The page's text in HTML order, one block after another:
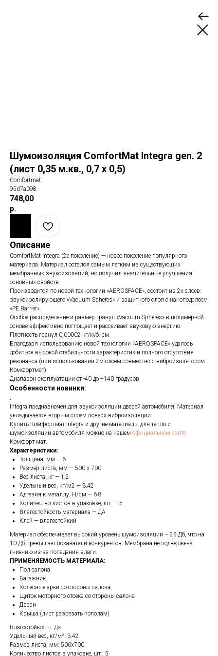
Шумоизоляция ComfortMat Integra gen. 2
(лист 0,35 м.кв., 0,7 х 0,5)
Comfortmat
95d7a098
748,00
р.
Описание
ComfortMat Integra (2е поколение) — новое поколение популярного
материала. Материал остался самым легким из существующих
мембранных звукоизоляций, но получил значительные улучшения
основных свойств.
Производится по новой технологии «AEROSPACE», состоит из 2х слоев:
звукоизолирующего «Vacuum Spheres» и защитного слоя с наноподслоем
«PE Barrier».
Особое распределение и размер гранул «Vacuum Spheres» в полимерной
основе эффективно поглощает и рассеивает звуковую энергию.
Плотность гранул 0,00002 кг/куб. см.
Благодаря использованию новой технологии «AEROSPACE» удалось
добиться высокой стабильности характеристик и полного отсутствия
резонанса (при использовании 2м слоем совместно с виброизолятором
Комфортмат)
Диапазон эксплуатации от -40 до +140 градусов
Особенности новинки:
;
Integra предназначен для звукоизоляции дверей автомобиля. Материал
укладывается вторым слоем поверх виброизоляции.
Купить Комфортмат Integra и другие материалы для тепло и
шумоизоляции автомобиля можно на нашем официальном сайте
Комфорт мат.
Характеристики:
Толщина, мм — 6
Размер листа, мм — 500 х 700
Вес листа, кг — 1,2
Удельный вес, кг/м2 — 3,42
Адгезия к металлу, Н/см — 6-8
Количество листов в упаковке, шт. — 5
Влагостойкость материала — ДА
Клей — влагостойкий
Материал обеспечивает высокий уровень шумоизоляции – 25 Дб, что на
10 Дб превышает показатели конкурентов. Мембрана не подвержена
гниению из-за попадания влаги.
ПРИМЕНЯЕМОСТЬ МАТЕРИАЛА:
Пол салона
Багажник
Колесные арки со стороны салона
Щиток моторного отсека со стороны салона
Двери
Крыша (лист разрезать пополам)
Влагостойкость: Да
Удельный вес, кг/м²: 3.42
Размер листа, мм: 500x700
Количество листов в упаковке, шт.: 5